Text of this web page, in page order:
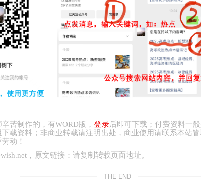
苦制作的，有WORD版， 登录后即可下载；付费资料一
载资料；非商业转载请注明出处，商业使用请联系本站管
动！
，原文链接：请复制转载页面地址。
THE END